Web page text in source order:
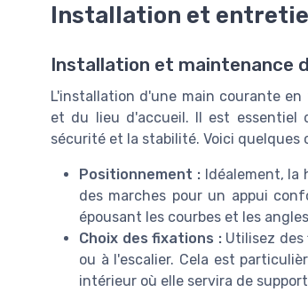
Installation et
Installation et maintenance
L'installation d'une main courante
et du lieu d'accueil. Il est essentiel
sécurité et la stabilité. Voici
Positionnement :Idéalement, la
des marches pour un appui
épousant les courbes et les
Choix des fixations :Utilisez des
ou à l'escalier. Cela est
intérieur où elle servira de